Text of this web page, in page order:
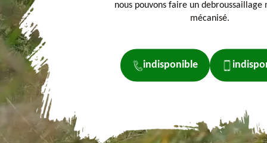
nous pouvons faire un debroussaillage
mécanisé.
indisponible